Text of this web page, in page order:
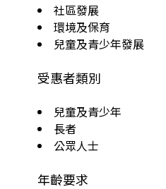
社區發展
環境及保育
兒童及青少年發展
受惠者類別
兒童及青少年
長者
公眾人士
年齡要求